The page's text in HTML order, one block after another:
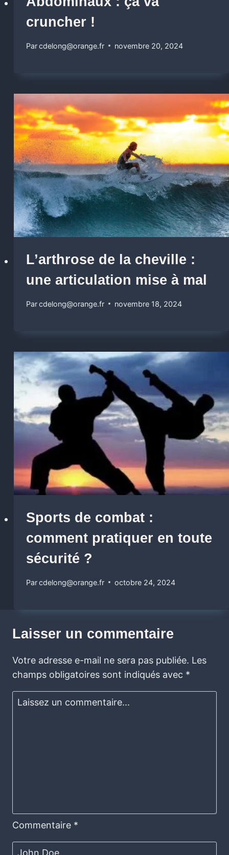
cruncher !
Parcdelong@orange.fr novembre 20, 2024
L’arthrose de la cheville :
une articulation mise à mal
Parcdelong@orange.fr novembre 18, 2024
Sports de combat :
comment pratiquer en toute
sécurité ?
Parcdelong@orange.fr octobre 24, 2024
Laisser un commentaire
Votre adresse e-mail ne sera pas publiée. Les
champs obligatoires sont indiqués avec *
Commentaire *